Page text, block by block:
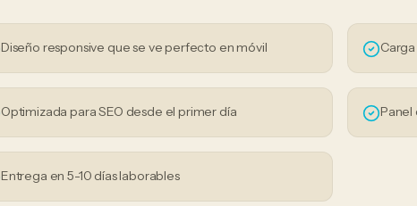
Diseño responsive que se ve perfecto en móvil
Optimizada para SEO desde el primer día Panel
Entrega en 5-10 días laborables